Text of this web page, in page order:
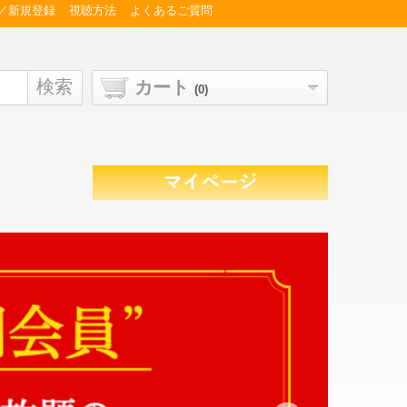
検索
新規登録 視聴方法 よくあるご質問
カート (0)